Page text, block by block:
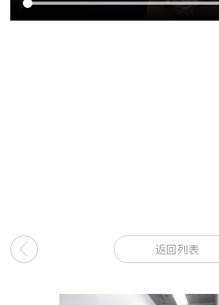
返回列表